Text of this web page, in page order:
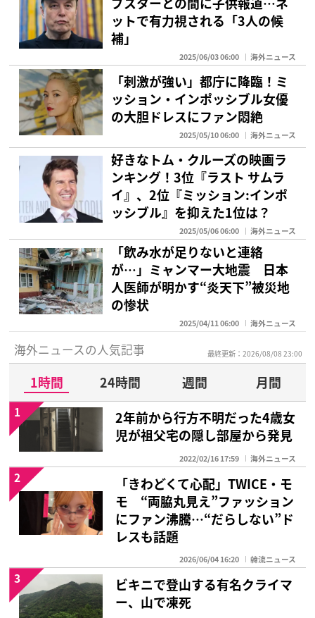
ットで有力視される「3人の候
補」
2025/06/03 06:00 海外ニュース
「刺激が強い」都庁に降臨！ミ
ッション・インポッシブル女優
の大胆ドレスにファン悶絶
2025/05/10 06:00 海外ニュース
好きなトム・クルーズの映画ラ
ンキング！3位『ラスト サムラ
イ』、2位『ミッション:インポ
ッシブル』を抑えた1位は？
2025/05/06 06:00 海外ニュース
「飲み水が足りないと連絡
が…」ミャンマー大地震 日本
人医師が明かす“炎天下”被災地
の惨状
2025/04/11 06:00 海外ニュース
海外ニュースの人気記事 最終更新：2026/08/08 23:00
1時間 24時間 週間
月間
2年前から行方不明だった4歳女
児が祖父宅の隠し部屋から発見
2022/02/16 17:59 海外ニュース
1
「きわどくて心配」TWICE・モ
モ “両脇丸見え”ファッション
にファン沸騰…“だらしない”ド
レスも話題
2026/06/04 16:20 韓流ニュース
2
ビキニで登山する有名クライマ
ー、山で凍死
3